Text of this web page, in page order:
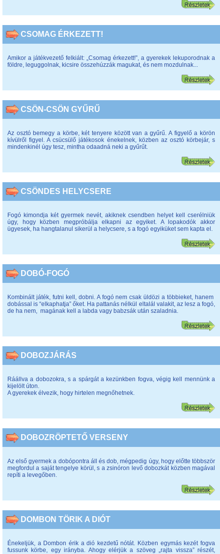
CSOMAG ÉRKEZETT!
Amikor a játékvezető felkiált: „Csomag érkezett!”, a gyerekek lekuporodnak a
földre, leguggolnak, kicsire összehúzzák magukat, és nem mozdulnak...
CSÖN-CSÖN GYŰRŰ
Az osztó bemegy a körbe, két tenyere között van a gyűrű. A figyelő a körön
kívülről figyel. A csücsülő játékosok énekelnek, közben az osztó körbejár, s
mindenkinél úgy tesz, mintha odaadná neki a gyűrűt.
CSÖNDES HELYCSERE
Fogó kimondja két gyermek nevét, akiknek csendben helyet kell cserélniük
úgy, hogy közben megpróbálja elkapni az egyiket. A lopakodók akkor
ügyesek, ha hangtalanul sikerül a helycsere, s a fogó egyiküket sem kapta el.
DOBÓ-FOGÓ
Kombinált játék, futni kell, dobni. A fogó nem csak üldözi a többieket, hanem
dobással is “elkaphatja” őket. Ha pattanás nélkül eltalál valakit, az lesz a fogó,
de ha nem, magának kell a labda vagy babzsák után szaladnia.
DOBOZJÁRÁS
Ráállva a dobozokra, s a spárgát a kezünkben fogva, végig kell mennünk a
kijelölt úton.
A gyerekek élvezik, hogy hirtelen megnőhetnek.
DOBOZRÖPTETŐ VERSENY
Az első gyermek a dobópontra áll és dob, mégpedig úgy, hogy előtte többször
megfordul a saját tengelye körül, s a zsinóron levő dobozkát közben magával
repíti a levegőben.
DOMBON TÖRIK A DIÓT
Énekeljük, a Dombon érik a dió kezdetű nótát. Közben egymás kezét fogva
fussunk körbe, egy irányba. Ahogy elérjük a szöveg „rajta vissza” részét,